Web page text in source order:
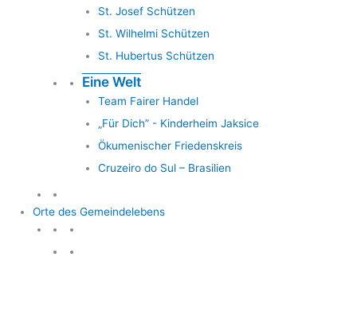
St. Josef Schützen
St. Wilhelmi Schützen
St. Hubertus Schützen
Eine Welt
Team Fairer Handel
„Für Dich” - Kinderheim Jaksice
Ökumenischer Friedenskreis
Cruzeiro do Sul – Brasilien
Orte des Gemeindelebens